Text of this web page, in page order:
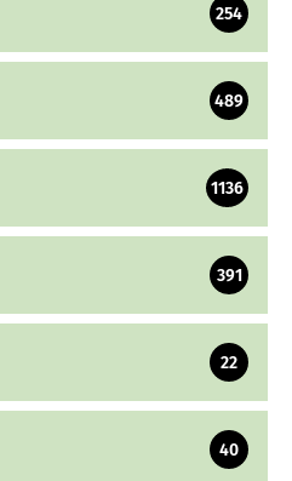
254
489
1136
391
22
40